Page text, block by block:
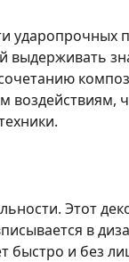
ударопрочных
выдерживать
воздействиям,
Этот
в
быстро и без